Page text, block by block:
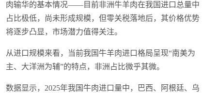
肉输华的基本情况——目前非洲牛羊肉在我国进口总量中
占比极低，尚未形成规模，但零关税落地后，其价格优势
将逐步凸显，市场潜力值得关注。
从进口规模来看，当前我国牛羊肉进口格局呈现“南美为
主、大洋洲为辅”的特点，非洲占比微乎其微。
数据显示，2025年我国牛肉进口量中，巴西、阿根廷、乌